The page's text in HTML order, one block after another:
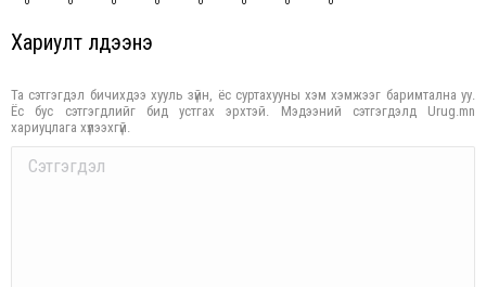
Хариулт үлдээнэ үү
Та сэтгэгдэл бичихдээ хууль зүйн, ёс суртахууны хэм хэмжээг баримтална уу.
Ёс бус сэтгэгдлийг бид устгах эрхтэй. Мэдээний сэтгэгдэлд Urug.mn
хариуцлага хүлээхгүй.
Comment